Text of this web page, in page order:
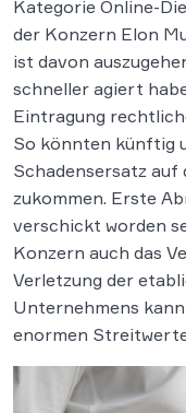
Kategorie Online-
der Konzern Elon
ist davon
schneller agiert
Eintragung
So könnten künftig
Schadensersatz
zukommen. Erste
verschickt worden
Konzern auch das
Verletzung der
Unternehmens
enormen